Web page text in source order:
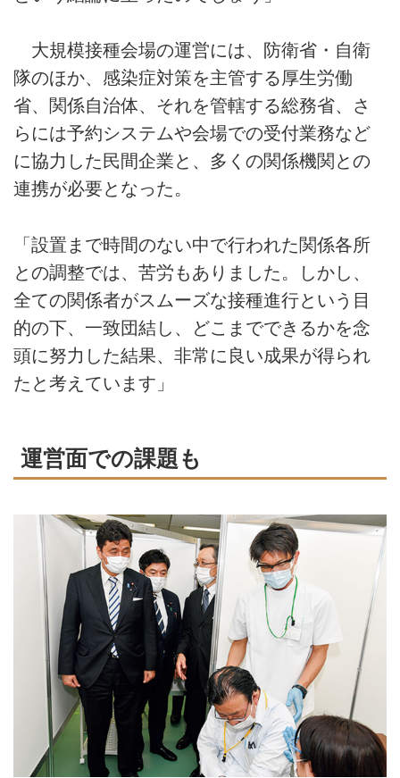
大規模接種会場の運営には、防衛省・自衛
隊のほか、感染症対策を主管する厚生労働
省、関係自治体、それを管轄する総務省、さ
らには予約システムや会場での受付業務など
に協力した民間企業と、多くの関係機関との
連携が必要となった。
「設置まで時間のない中で行われた関係各所
との調整では、苦労もありました。しかし、
全ての関係者がスムーズな接種進行という目
的の下、一致団結し、どこまでできるかを念
頭に努力した結果、非常に良い成果が得られ
たと考えています」
運営面での課題も